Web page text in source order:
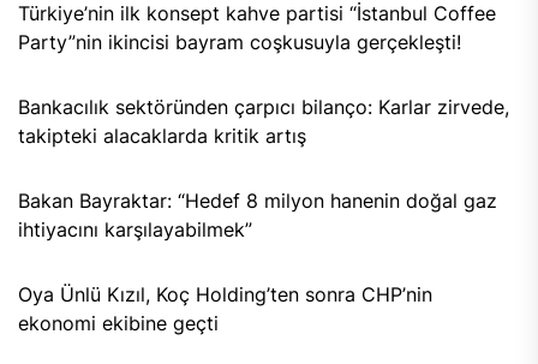
Türkiye’nin ilk konsept kahve partisi “İstanbul Coffee
Party”nin ikincisi bayram coşkusuyla gerçekleşti!
Bankacılık sektöründen çarpıcı bilanço: Karlar zirvede,
takipteki alacaklarda kritik artış
Bakan Bayraktar: “Hedef 8 milyon hanenin doğal gaz
ihtiyacını karşılayabilmek”
Oya Ünlü Kızıl, Koç Holding’ten sonra CHP’nin
ekonomi ekibine geçti